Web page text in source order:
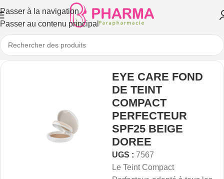
Passer à la navigation
Passer au contenu principal
EYE CARE FOND
DE TEINT
COMPACT
PERFECTEUR
SPF25 BEIGE
DOREE
UGS : 7567
Le Teint Compact